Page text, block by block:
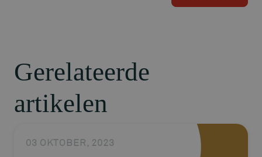
Gerelateerde
artikelen
03 OKTOBER, 2023